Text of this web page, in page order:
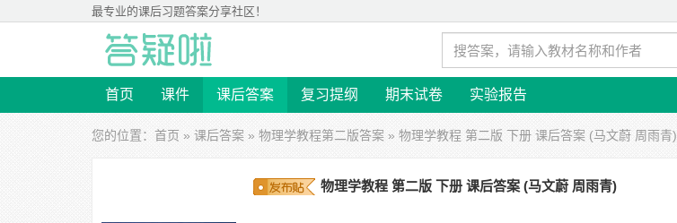
最专业的课后习题答案分享社区！
首页 课件 课后答案 复习提纲 期末试卷 实验报告
您的位置： 首页 » 课后答案 » 物理学教程第二版答案 » 物理学教程 第二版 下册 课后答案 (马文蔚 周雨青)
物理学教程 第二版 下册 课后答案 (马文蔚 周雨青)